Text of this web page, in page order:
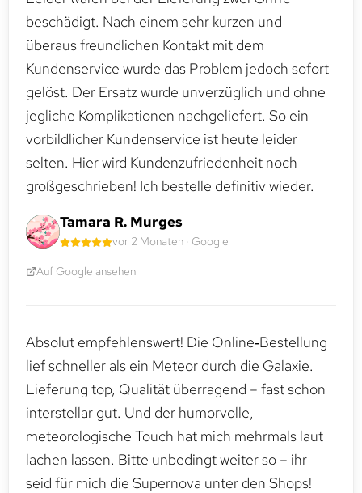
beschädigt. Nach einem sehr kurzen und
überaus freundlichen Kontakt mit dem
Kundenservice wurde das Problem jedoch sofort
gelöst. Der Ersatz wurde unverzüglich und ohne
jegliche Komplikationen nachgeliefert. So ein
vorbildlicher Kundenservice ist heute leider
selten. Hier wird Kundenzufriedenheit noch
großgeschrieben! Ich bestelle definitiv wieder.
Tamara R. Murges
vor 2 Monaten · Google
Auf Google ansehen
Absolut empfehlenswert! Die Online‑Bestellung
lief schneller als ein Meteor durch die Galaxie.
Lieferung top, Qualität überragend – fast schon
interstellar gut. Und der humorvolle,
meteorologische Touch hat mich mehrmals laut
lachen lassen. Bitte unbedingt weiter so – ihr
seid für mich die Supernova unter den Shops!